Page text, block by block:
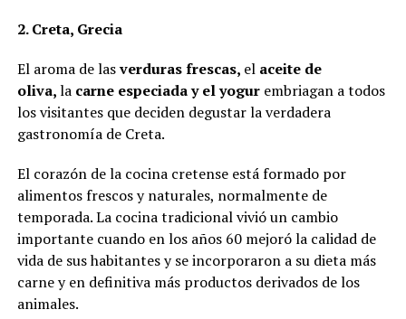
2. Creta, Grecia
El aroma de lasverduras frescas, el aceite de
oliva,la carne especiada y el yogurembriagan a todos
los visitantes que deciden degustar la verdadera
gastronomía de Creta.
El corazón de la cocina cretense está formado por
alimentos frescos y naturales, normalmente de
temporada. La cocina tradicional vivió un cambio
importante cuando en los años 60 mejoró la calidad de
vida de sus habitantes y se incorporaron a su dieta más
carne y en definitiva más productos derivados de los
animales.